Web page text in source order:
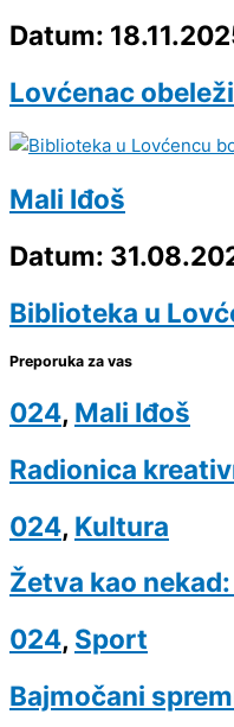
Datum:
Lovćenac
Mali Iđoš
Datum:
Biblioteka u
Preporuka za vas
024, Mali Iđoš
Radionica
024, Kultura
Žetva kao
024, Sport
Bajmočani